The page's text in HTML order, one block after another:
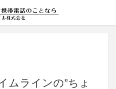
ムラインの”ちょ